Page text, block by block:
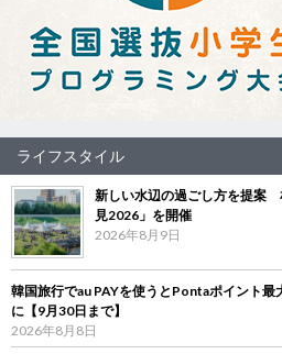
ライフスタイル
新しい水辺の過ごし方を提案
見2026」を開催
2026年8月9日
韓国旅行でau PAYを使うとPontaポイント
に【9月30日まで】
2026年8月8日